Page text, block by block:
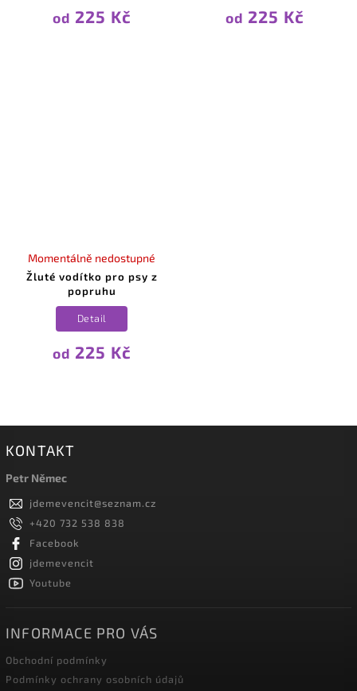
od 225 Kč od 225 Kč
Žluté vodítko pro psy z
popruhu
Momentálně nedostupné
od 225 Kč
Detail
KONTAKT
Petr Němec
jdemevencit@seznam.cz
+420 732 538 838
Facebook
jdemevencit
Youtube
INFORMACE PRO VÁS
Obchodní podmínky
Podmínky ochrany osobních údajů